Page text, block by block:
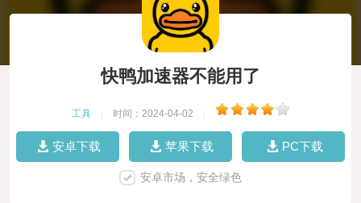
快鸭加速器不能用了
工具 时间：2024-04-02
安卓下载 苹果下载 PC下载
安卓市场，安全绿色